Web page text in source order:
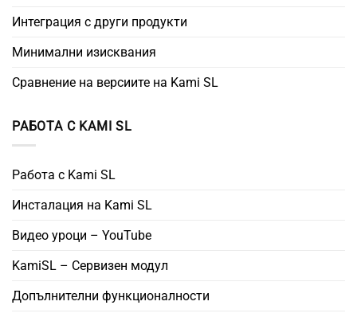
Интеграция с други продукти
Минимални изисквания
Сравнение на версиите на Kami SL
РАБОТА С KAMI SL
Работа с Kami SL
Инсталация на Kami SL
Видео уроци – YouTube
KamiSL – Сервизен модул
Допълнителни функционалности